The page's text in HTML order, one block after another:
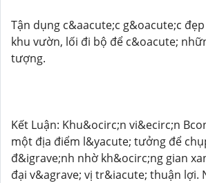
Tận dụng c&aacute;c g&oacute;c
khu vườn, lối đi bộ để c&oacute;
tượng.
Kết Luận: Khu&ocirc;n vi&ecirc;n
một địa điểm l&yacute; tưởng để
đ&igrave;nh nhờ kh&ocirc;ng gian
đại v&agrave; vị tr&iacute; thuận lợi.